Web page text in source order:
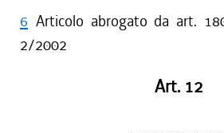
6 Articolo abrogato da art.
2/2002
Art. 12